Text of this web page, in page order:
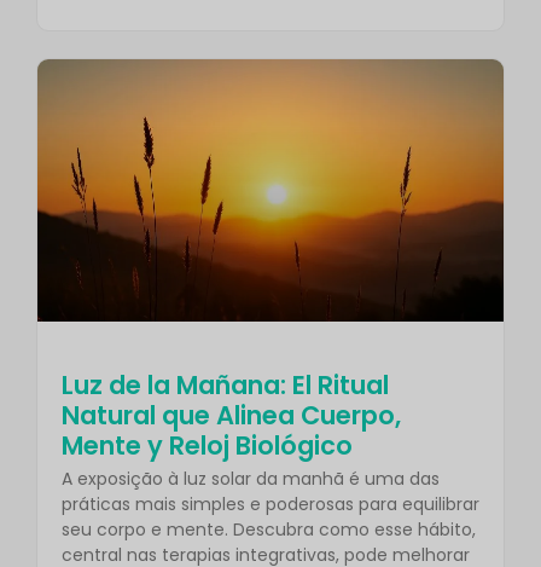
Luz de la Mañana: El Ritual
Natural que Alinea Cuerpo,
Mente y Reloj Biológico
A exposição à luz solar da manhã é uma das
práticas mais simples e poderosas para equilibrar
seu corpo e mente. Descubra como esse hábito,
central nas terapias integrativas, pode melhorar